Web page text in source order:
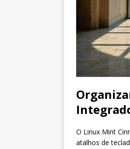
O Linux Mint
atalhos de